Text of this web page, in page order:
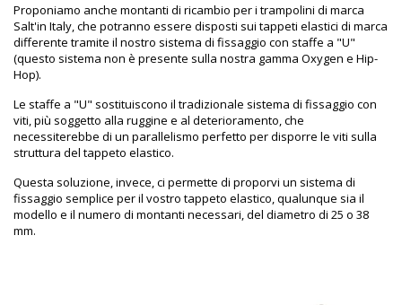
Proponiamo anche montanti di ricambio per i trampolini di marca
Salt'in Italy, che potranno essere disposti sui tappeti elastici di marca
differente tramite il nostro sistema di fissaggio con staffe a "U"
(questo sistema non è presente sulla nostra gamma Oxygen e Hip-
Hop).
Le staffe a "U" sostituiscono il tradizionale sistema di fissaggio con
viti, più soggetto alla ruggine e al deterioramento, che
necessiterebbe di un parallelismo perfetto per disporre le viti sulla
struttura del tappeto elastico.
Questa soluzione, invece, ci permette di proporvi un sistema di
fissaggio semplice per il vostro tappeto elastico, qualunque sia il
modello e il numero di montanti necessari, del diametro di 25 o 38
mm.